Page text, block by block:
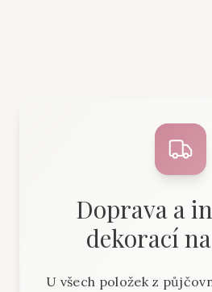
Doprava a
dekorací
U všech položek z